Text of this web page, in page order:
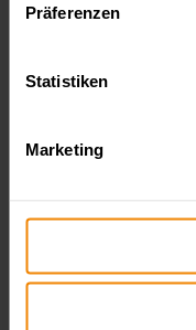
Präferenzen
Statistiken
Marketing